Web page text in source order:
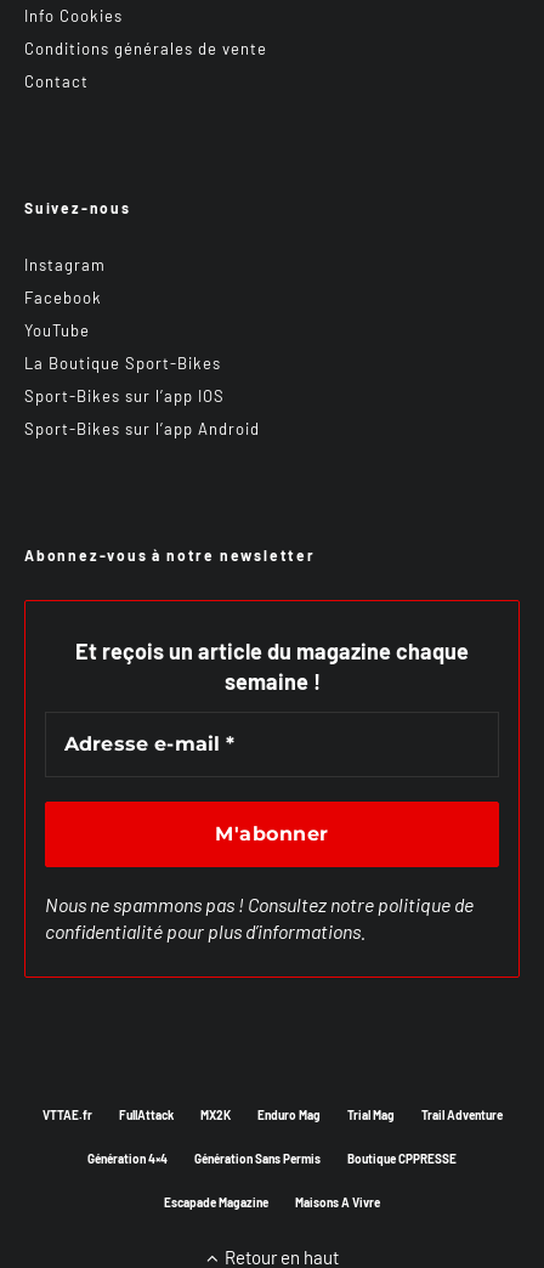
Info Cookies
Conditions générales de vente
Contact
Suivez-nous
Instagram
Facebook
YouTube
La Boutique Sport-Bikes
Sport-Bikes sur l’app IOS
Sport-Bikes sur l’app Android
Abonnez-vous à notre newsletter
Et reçois un article du magazine chaque
semaine !
Nous ne spammons pas ! Consultez notre politique de
confidentialité pour plus d’informations.
VTTAE.fr FullAttack MX2K Enduro Mag Trial Mag Trail Adventure
Génération 4×4 Génération Sans Permis Boutique CPPRESSE
Escapade Magazine Maisons A Vivre
Retour en haut